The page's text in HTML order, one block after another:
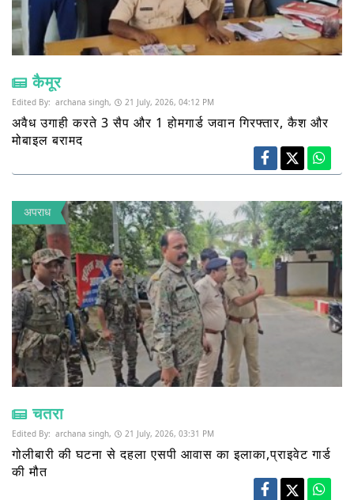
कैमूर
Edited By: archana singh, 21 July, 2026, 04:12 PM
अवैध उगाही करते 3 सैप और 1 होमगार्ड जवान गिरफ्तार, कैश और
मोबाइल बरामद
अपराध
चतरा
Edited By: archana singh, 21 July, 2026, 03:31 PM
गोलीबारी की घटना से दहला एसपी आवास का इलाका,प्राइवेट गार्ड
की मौत